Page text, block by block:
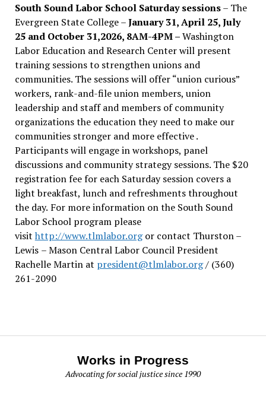
South Sound Labor School Saturday sessions– The
Evergreen State College –January 31, April 25, July
25 and October 31,2026, 8AM-4PM –Washington
Labor Education and Research Center will present
training sessions to strengthen unions and
communities. The sessions will offer “union curious”
workers, rank-and-file union members, union
leadership and staff and members of community
organizations the education they need to make our
communities stronger and more effective .
Participants will engage in workshops, panel
discussions and community strategy sessions. The $20
registration fee for each Saturday session covers a
light breakfast, lunch and refreshments throughout
the day. For more information on the South Sound
Labor School program please
visit http://www.tlmlabor.orgor contact Thurston –
Lewis – Mason Central Labor Council President
Rachelle Martin at president@tlmlabor.org/ (360)
261-2090
Works in Progress
Advocating for social justice since 1990